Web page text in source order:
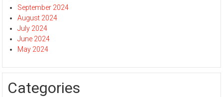
September 2024
August 2024
July 2024
June 2024
May 2024
Categories